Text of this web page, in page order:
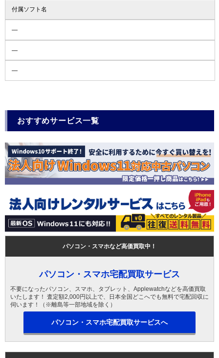
付属ソフト名
―
―
―
おすすめサービス一覧
パソコン・スマホなど高価買取中！
パソコン・スマホ宅配買取サービス
不要になったパソコン、スマホ、タブレット、Applewatchなどを高価買取
いたします！ 査定額2,000円以上で、日本全国どこへでも無料で宅配回収に
伺います！（※離島等一部地域を除く）
パソコン・スマホ宅配買取サービスへ